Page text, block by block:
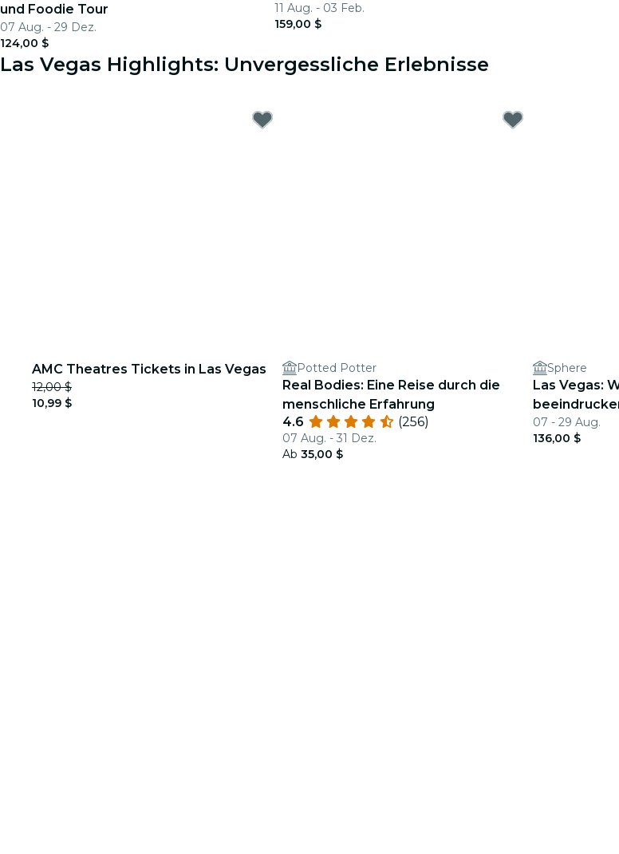
und Foodie Tour
07 Aug. - 29 Dez.
124,00 $
11 Aug. - 03 Feb.
159,00 $
Las Vegas Highlights: Unvergessliche Erlebnisse
AMC Theatres Tickets in Las Vegas
12,00 $
10,99 $
Potted Potter
Real Bodies: Eine Reise durch die
menschliche Erfahrung
4.6
(256)
07 Aug. - 31 Dez.
Ab 35,00 $
Sphere
Las Vegas:
07 - 29 Aug.
136,00 $